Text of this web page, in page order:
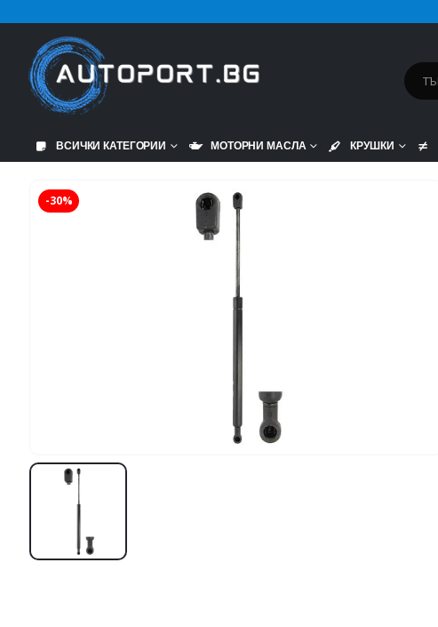
ВСИЧКИ КАТЕГОРИИ МОТОРНИ МАСЛА КРУШКИ
-30%